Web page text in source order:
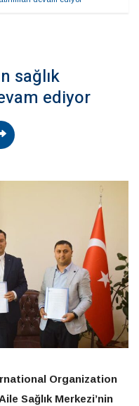
sağlık
ediyor
Organization
Sağlık Merkezi’nin